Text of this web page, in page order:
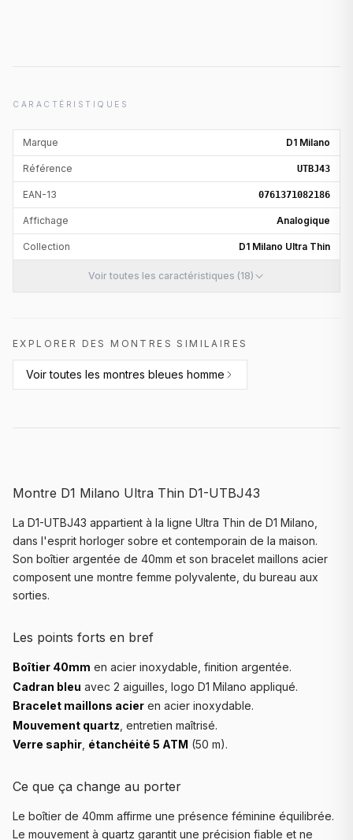
CARACTÉRISTIQUES
Marque D1 Milano
Référence UTBJ43
EAN-13 0761371082186
Affichage Analogique
Collection D1 Milano Ultra Thin
Voir toutes les caractéristiques (18)
EXPLORER DES MONTRES SIMILAIRES
Voir toutes les montres bleues homme
Montre D1 Milano Ultra Thin D1-UTBJ43
La D1-UTBJ43 appartient à la ligne Ultra Thin de D1 Milano,
dans l'esprit horloger sobre et contemporain de la maison.
Son boîtier argentée de 40mm et son bracelet maillons acier
composent une montre femme polyvalente, du bureau aux
sorties.
Les points forts en bref
Boîtier 40mm en acier inoxydable, finition argentée.
Cadran bleu avec 2 aiguilles, logo D1 Milano appliqué.
Bracelet maillons acier en acier inoxydable.
Mouvement quartz , entretien maîtrisé.
Verre saphir étanchéité 5 ATM (50 m).
Ce que ça change au porter
Le boîtier de 40mm affirme une présence féminine équilibrée.
Le mouvement à quartz garantit une précision fiable et ne